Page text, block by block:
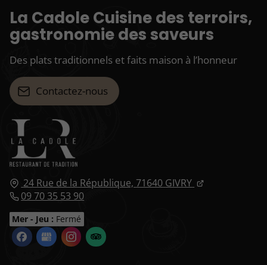
24 Rue de la République,71640 GIVRY
09 70 35 53 90
Mer - Jeu : Fermé
La Cadole Cuisine des terroirs,
gastronomie des saveurs
Des plats traditionnels et faits maison à l’honneur
Contactez-nous